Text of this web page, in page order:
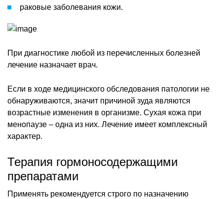
раковые заболевания кожи.
При диагностике любой из перечисленных болезней
лечение назначает врач.
Если в ходе медицинского обследования патологии не
обнаруживаются, значит причиной зуда являются
возрастные изменения в организме. Сухая кожа при
менопаузе – одна из них. Лечение имеет комплексный
характер.
Терапия гормоносодержащими
препаратами
Применять рекомендуется строго по назначению